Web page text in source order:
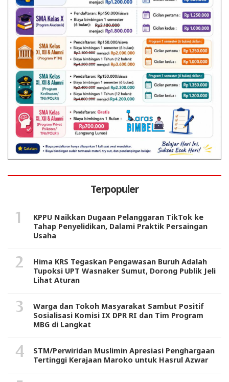
Terpopuler
KPPU Naikkan Dugaan Pelanggaran TikTok ke
Tahap Penyelidikan, Dalami Praktik Persaingan
Usaha
Hima KRS Tegaskan Pengawasan Buruh Adalah
Tupoksi UPT Wasnaker Sumut, Dorong Publik Jeli
Lihat Aturan
Warga dan Tokoh Masyarakat Sambut Positif
Sosialisasi Komisi IX DPR RI dan Tim Program
MBG di Langkat
STM/Perwiridan Muslimin Apresiasi Penghargaan
Tertinggi Kerajaan Maroko untuk Hasrul Azwar